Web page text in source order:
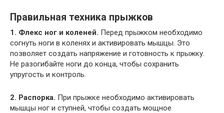
Правильная техника прыжков
1. Флекс ног и коленей. Перед прыжком необходимо
согнуть ноги в коленях и активировать мышцы. Это
позволяет создать напряжение и готовность к прыжку.
Не разогибайте ноги до конца, чтобы сохранить
упругость и контроль.
2. Распорка. При прыжке необходимо активировать
мышцы ног и ступней, чтобы создать мощное